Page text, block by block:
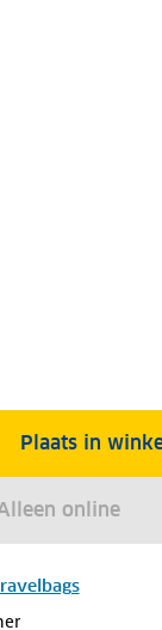
Plaats in
online